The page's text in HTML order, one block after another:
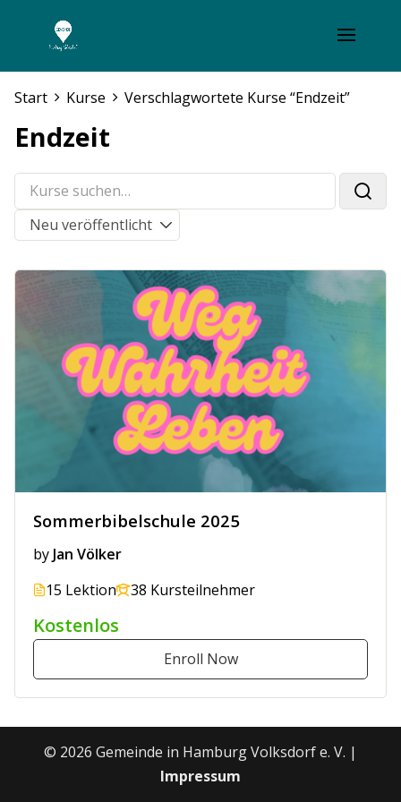
Start Kurse Verschlagwortete Kurse “Endzeit”
Endzeit
Sommerbibelschule 2025
byJan Völker
15 Lektion
38 Kursteilnehmer
Kostenlos
Enroll Now
© 2026 Gemeinde in Hamburg Volksdorf e. V. |
Impressum